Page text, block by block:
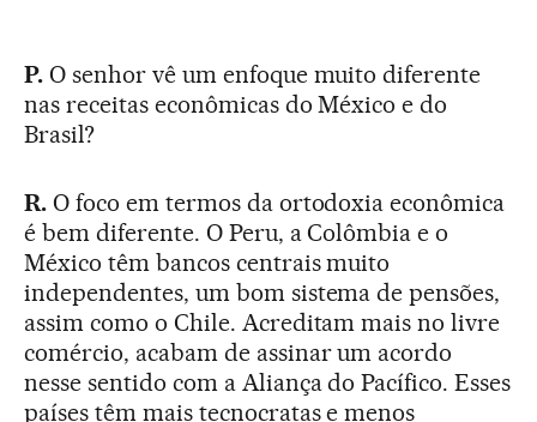
P.O senhor vê um enfoque muito diferente
nas receitas econômicas do México e do
Brasil?
R.O foco em termos da ortodoxia econômica
é bem diferente. O Peru, a Colômbia e o
México têm bancos centrais muito
independentes, um bom sistema de pensões,
assim como o Chile. Acreditam mais no livre
comércio, acabam de assinar um acordo
nesse sentido com a Aliança do Pacífico. Esses
países têm mais tecnocratas e menos